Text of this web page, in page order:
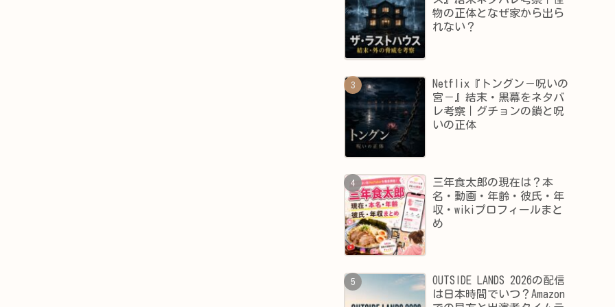
物の正体となぜ家から出ら
れない？
Netflix『トングン－呪いの
宮－』結末・黒幕をネタバ
レ考察｜グチョンの鎖と呪
いの正体
三年食太郎の現在は？本
名・動画・年齢・彼氏・年
収・wikiプロフィールまと
め
OUTSIDE LANDS 2026の配信
は日本時間でいつ？Amazon